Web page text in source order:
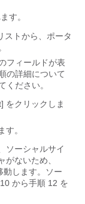
す。
ストから、ポータ
フィールドが表
の詳細について
ください。
をクリックしま
す。
ソーシャルサイ
がないため、
動します。ソー
から手順 12 を